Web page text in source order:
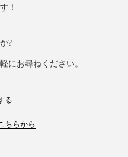
！
?
にお尋ねください。
る
ちらから